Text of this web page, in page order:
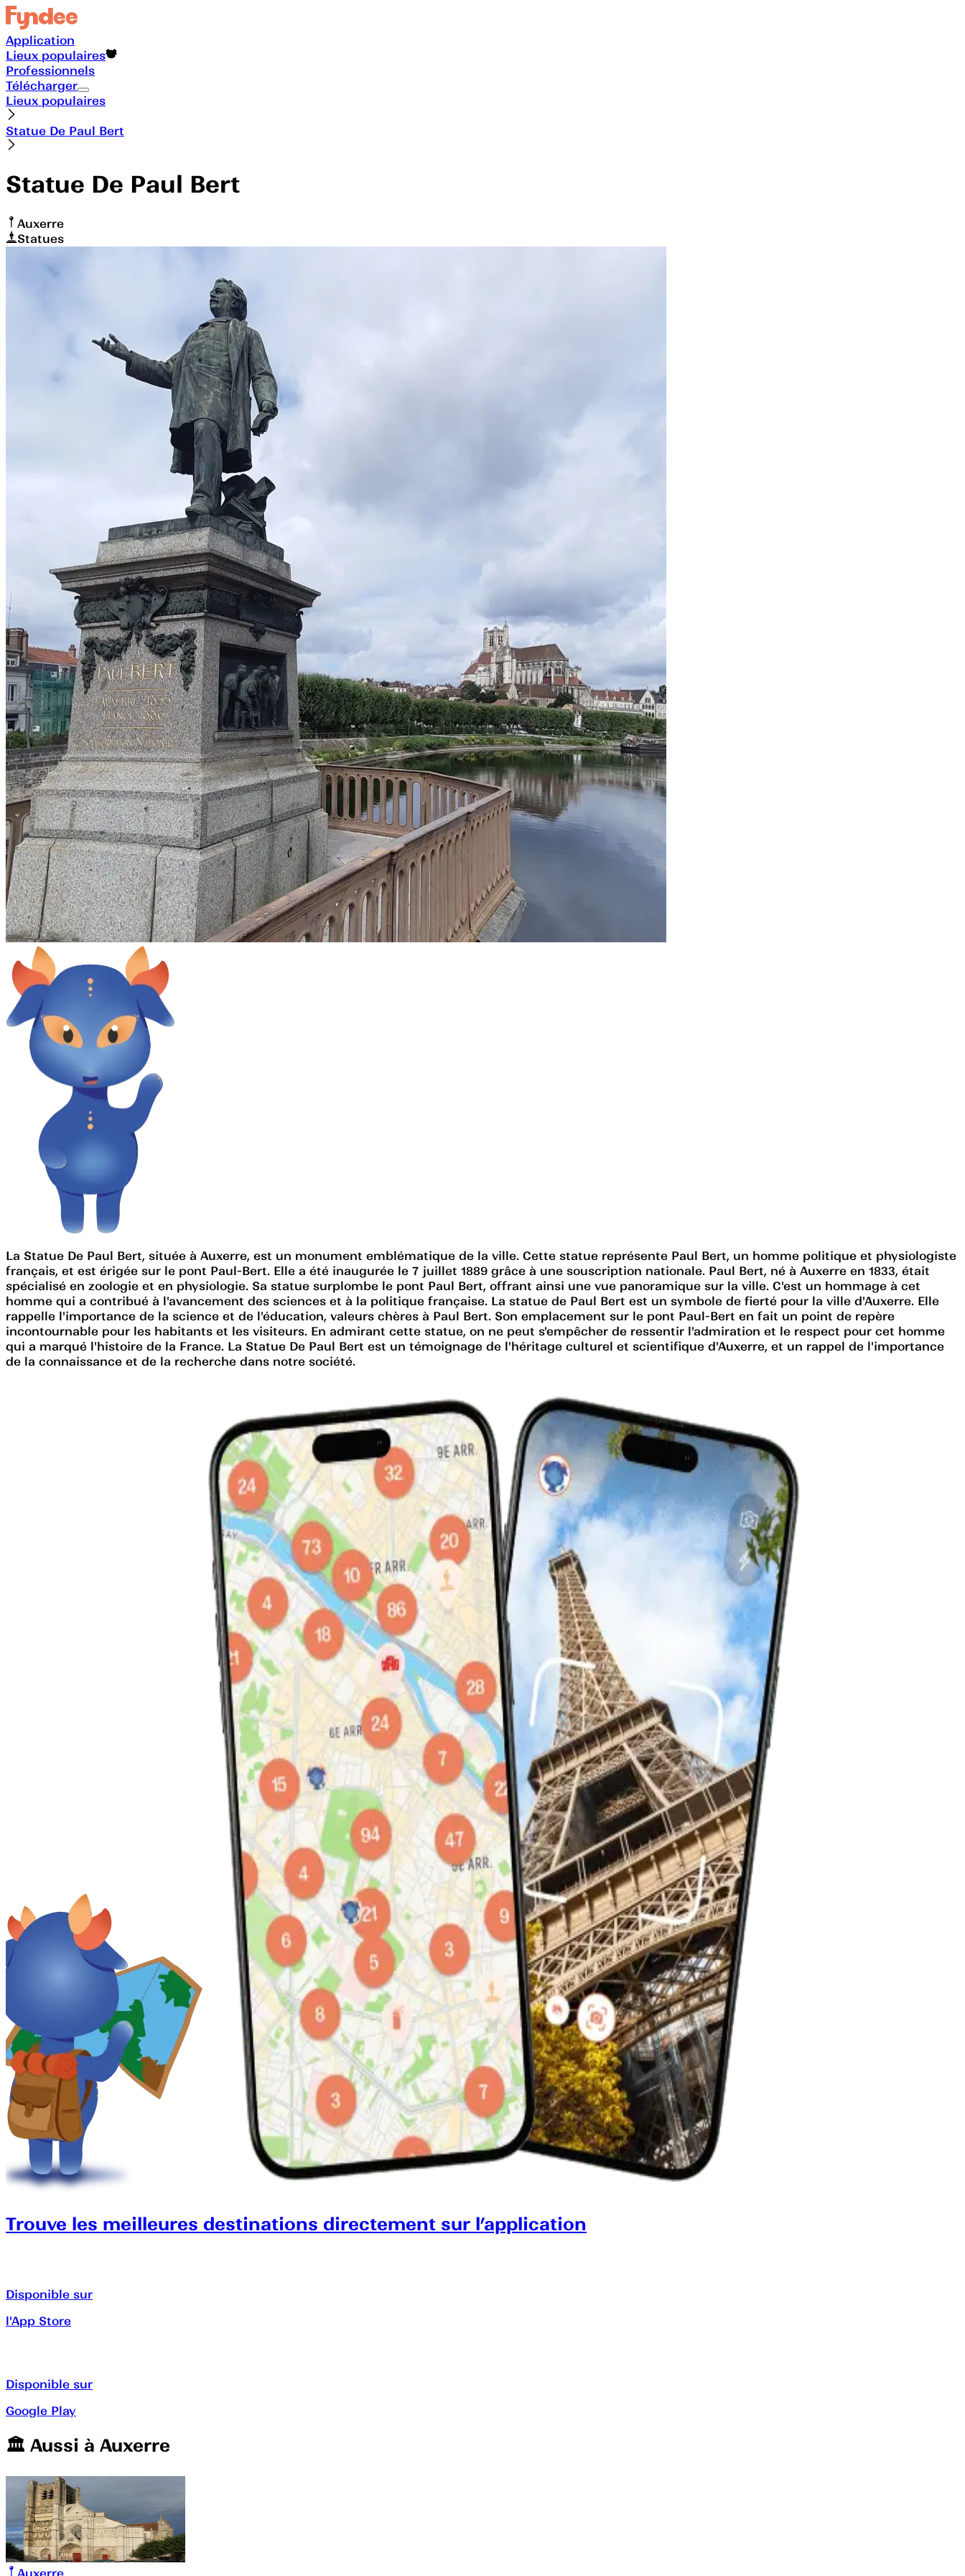
Application
Lieux populaires
Professionnels
Télécharger
Lieux populaires
Statue De Paul Bert
Statue De Paul Bert
Auxerre
Statues
La Statue De Paul Bert, située à Auxerre, est un monument emblématique de la ville. Cette statue représente Paul Bert, un homme politique et physiologiste
français, et est érigée sur le pont Paul-Bert. Elle a été inaugurée le 7 juillet 1889 grâce à une souscription nationale. Paul Bert, né à Auxerre en 1833, était
spécialisé en zoologie et en physiologie. Sa statue surplombe le pont Paul Bert, offrant ainsi une vue panoramique sur la ville. C'est un hommage à cet
homme qui a contribué à l'avancement des sciences et à la politique française. La statue de Paul Bert est un symbole de fierté pour la ville d'Auxerre. Elle
rappelle l'importance de la science et de l'éducation, valeurs chères à Paul Bert. Son emplacement sur le pont Paul-Bert en fait un point de repère
incontournable pour les habitants et les visiteurs. En admirant cette statue, on ne peut s'empêcher de ressentir l'admiration et le respect pour cet homme
qui a marqué l'histoire de la France. La Statue De Paul Bert est un témoignage de l'héritage culturel et scientifique d'Auxerre, et un rappel de l'importance
de la connaissance et de la recherche dans notre société.
Trouve les meilleures destinations directement sur l’application
Disponible sur
l'App Store
Disponible sur
Google Play
🏛️️ Aussi à Auxerre